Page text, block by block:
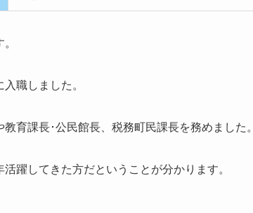
職しました。
育課長･公民館長、税務町民課長を務めました。
躍してきた方だということが分かります。